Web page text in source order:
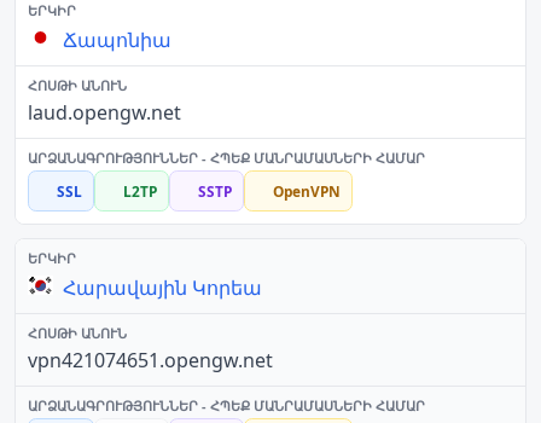
Ճապոնիա
laud.opengw.net
SSL L2TP SSTP OpenVPN
Հարավային Կորեա
vpn421074651.opengw.net